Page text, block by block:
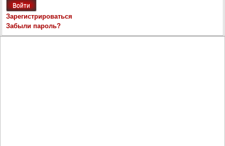
Войти
Зарегистрироваться
Забыли пароль?